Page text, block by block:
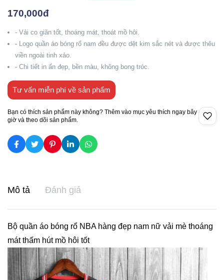
170,000đ
- Vải co giãn tốt, thoáng mát, thoát mồ hôi.
- Logo quần áo bóng rổ nam đều được dệt kim sắc nét và được thêu
viền ngoài tinh xảo.
- Chi tiết in ấn đẹp, bền màu, không bong tróc.
Tư vấn miễn phí về sản phẩm
Bạn có thích sản phẩm này không? Thêm vào mục yêu thích ngay bây
giờ và theo dõi sản phẩm.
Mô tả Đánh giá
Bộ quần áo bóng rổ NBA hàng đẹp nam nữ vải mè thoáng
mát thấm hút mồ hôi tốt